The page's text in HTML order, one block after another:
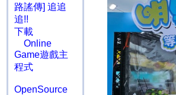
路謠傳] 追追
追!!
下載
Online
Game遊戲主
程式
OpenSource